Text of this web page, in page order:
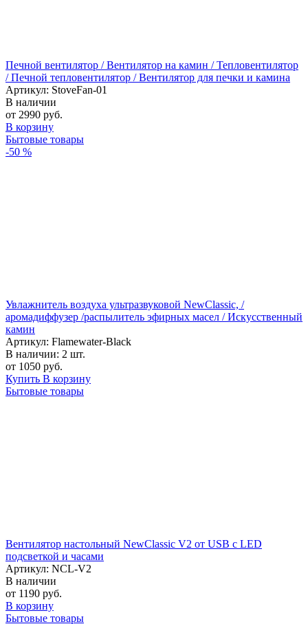
Печной вентилятор / Вентилятор на камин / Тепловентилятор
/ Печной тепловентилятор / Вентилятор для печки и камина
Артикул: StoveFan-01
В наличии
от 2990 руб.
В корзину
Бытовые товары
-50 %
Увлажнитель воздуха ультразвуковой NewClassic, /
аромадиффузер /распылитель эфирных масел / Искусственный
камин
Артикул: Flamewater-Black
В наличии: 2 шт.
от 1050 руб.
Купить В корзину
Бытовые товары
Вентилятор настольный NewClassic V2 от USB с LED
подсветкой и часами
Артикул: NCL-V2
В наличии
от 1190 руб.
В корзину
Бытовые товары